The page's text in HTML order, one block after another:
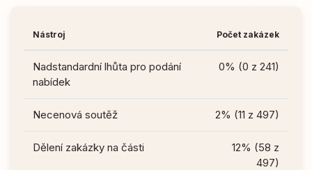
Nástroj Počet zakázek
Nadstandardní lhůta pro podání
nabídek
0% (0 z 241)
Necenová soutěž 2% (11 z 497)
Dělení zakázky na části
12% (58 z
497)